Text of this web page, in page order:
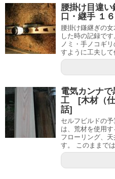
腰掛け目違
口・継手 １
腰掛け鎌継ぎの
した時の記録で
ノミ・手ノコギ
すように工夫し
電気カンナで
工 [木材（
話]
セルフビルドの
は、荒材を使用す
フローリング、
す。 このままで